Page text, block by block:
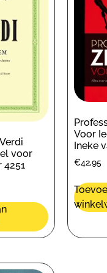
voor
4251
Voor
Ineke
€42,95